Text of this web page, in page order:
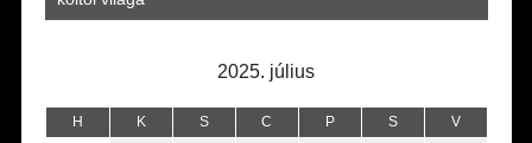
2025. július
H K S C P S V